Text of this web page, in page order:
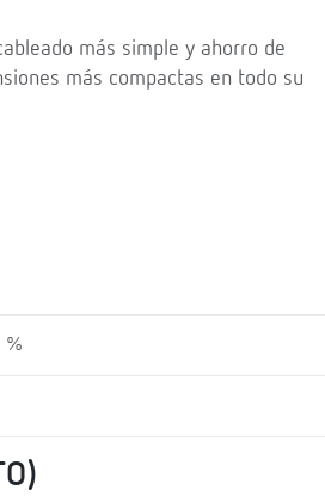
más simple y ahorro de
más compactas en todo su
%